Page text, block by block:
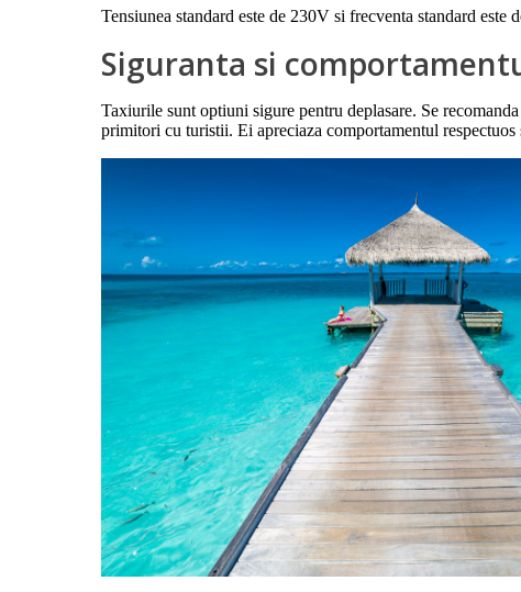
Tensiunea standard este de 230V si frecventa standard
Siguranta si
Taxiurile sunt optiuni sigure pentru deplasare. Se
primitori cu turistii. Ei apreciaza comportamentul respectuos